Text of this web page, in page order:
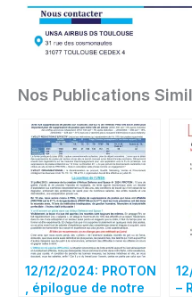
Nos Publications
12/12/2024: PROTON
, épilogue de notre
–